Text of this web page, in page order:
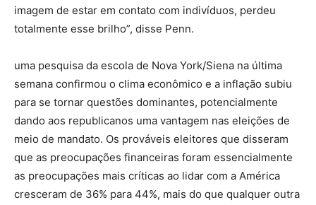
imagem de estar em contato com indivíduos, perdeu
totalmente esse brilho”, disse Penn.
uma pesquisa da escola de Nova York/Siena na última
semana confirmou o clima econômico e a inflação subiu
para se tornar questões dominantes, potencialmente
dando aos republicanos uma vantagem nas eleições de
meio de mandato. Os prováveis ​​eleitores que disseram
que as preocupações financeiras foram essencialmente
as preocupações mais críticas ao lidar com a América
cresceram de 36% para 44%, mais do que qualquer outra